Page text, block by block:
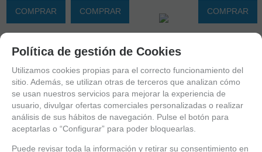
COMPRAR COMPRAR COMPRAR
Política de gestión de Cookies
Utilizamos cookies propias para el correcto funcionamiento del
sitio. Además, se utilizan otras de terceros que analizan cómo
se usan nuestros servicios para mejorar la experiencia de
usuario, divulgar ofertas comerciales personalizadas o realizar
análisis de sus hábitos de navegación. Pulse el botón para
aceptarlas o “Configurar” para poder bloquearlas.
Puede revisar toda la información y retirar su consentimiento en